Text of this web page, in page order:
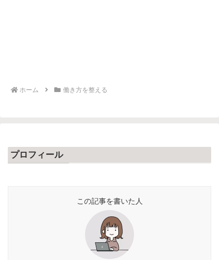
ホーム 働き方を整える
プロフィール
この記事を書いた人